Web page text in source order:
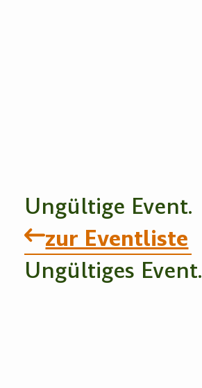
Ungültige Event.
zur Eventliste
Ungültiges Event.